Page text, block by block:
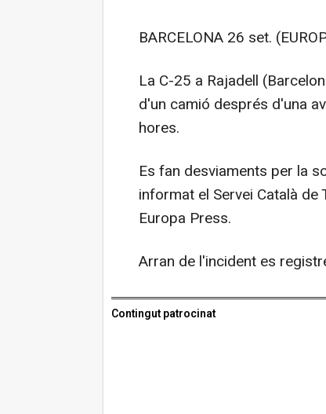
BARCELONA 26 set.
La C-25 a Rajadell
d'un camió després d'una
hores.
Es fan desviaments per la
informat el Servei Català
Europa Press.
Arran de l'incident es
Contingut patrocinat